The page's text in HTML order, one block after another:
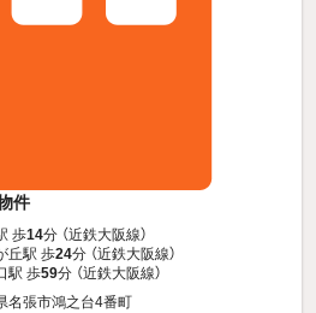
件
歩14分 （近鉄大阪線）
丘駅 歩24分 （近鉄大阪線）
駅 歩59分 （近鉄大阪線）
名張市鴻之台4番町